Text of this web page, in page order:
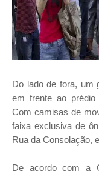
Do lado de fora, um
em frente ao prédio
Com camisas de
faixa exclusiva de
Rua da Consolação,
De acordo com a